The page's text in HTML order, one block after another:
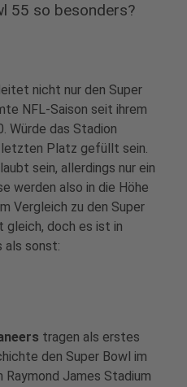
55 so besonders?
nicht nur den Super
NFL-Saison seit ihrem
Würde das Stadion
Platz gefüllt sein.
sein, allerdings nur ein
werden also in die Höhe
Vergleich zu den Super
gleich, doch es ist in
als sonst:
tragen als erstes
den Super Bowl im
Raymond James Stadium